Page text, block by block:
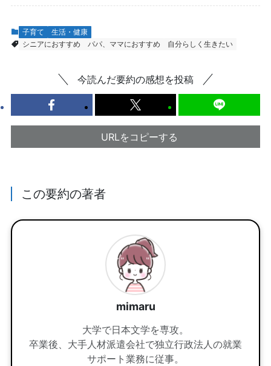
子育て
生活・健康
シニアにおすすめ
パパ、ママにおすすめ 自分らしく生きたい
今読んだ要約の感想を投稿
URLをコピーする
この要約の著者
mimaru
大学で日本文学を専攻。
卒業後、大手人材派遣会社で独立行政法人の就業
サポート業務に従事。